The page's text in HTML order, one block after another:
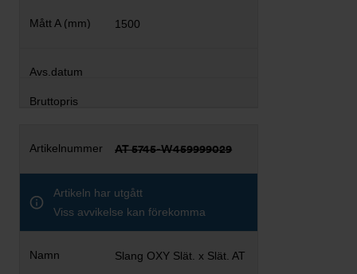
1500
AT 5745-W459999029
Artikeln har utgått
Viss avvikelse kan förekomma
Slang OXY Slät. x Slät. AT